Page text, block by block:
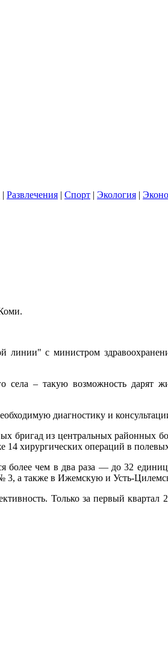
| Развлечения | Спорт | Экология |
с министром
– такую возможность дарят
диагностику и
бригад из центральных районных
14 хирургических операций в
более чем в два раза — до 32
3, а также в Ижемскую и Усть-
Только за первый